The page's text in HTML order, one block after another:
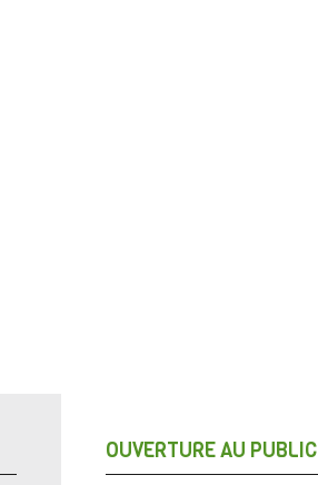
OUVERTURE AU PUBLIC